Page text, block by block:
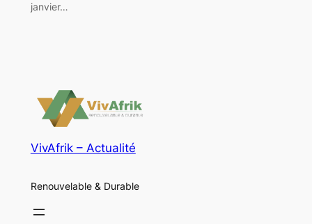
janvier…
VivAfrik – Actualité
Renouvelable & Durable